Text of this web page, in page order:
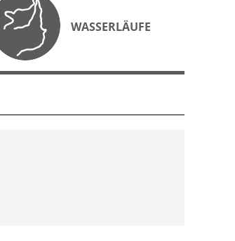
WASSERLÄUFE